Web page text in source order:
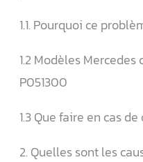
1.1. Pourquoi ce
1.2 Modèles
P051300
1.3 Que faire en cas
2. Quelles sont les